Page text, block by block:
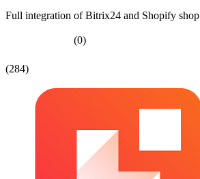
Full integration of Bitrix24 and Shopify shop
(0)
(284)